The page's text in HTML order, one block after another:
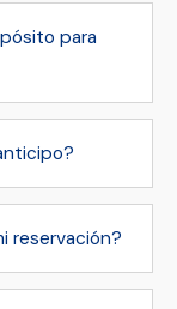
para
reservación?